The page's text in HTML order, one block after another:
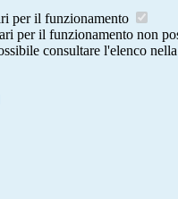
per il funzionamento
per il funzionamento non
consultare l'elenco